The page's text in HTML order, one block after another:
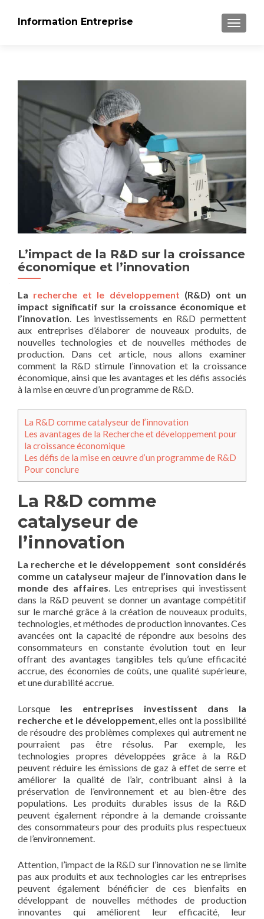
Information Entreprise
L’impact de la R&D sur la croissance
économique et l’innovation
La recherche et le développement (R&D) ont un
impact significatif sur la croissance économique et
l’innovation . Les investissements en R&D permettent
aux entreprises d’élaborer de nouveaux produits, de
nouvelles technologies et de nouvelles méthodes de
production. Dans cet article, nous allons examiner
comment la R&D stimule l’innovation et la croissance
économique, ainsi que les avantages et les défis associés
à la mise en œuvre d’un programme de R&D.
La R&D comme catalyseur de l’innovation
Les avantages de la Recherche et développement pour
la croissance économique
Les défis de la mise en œuvre d’un programme de R&D
Pour conclure
La R&D comme
catalyseur de
l’innovation
La recherche et le développement sont considérés
comme un catalyseur majeur de l’innovation dans le
monde des affaires. Les entreprises qui investissent
dans la R&D peuvent se donner un avantage compétitif
sur le marché grâce à la création de nouveaux produits,
technologies, et méthodes de production innovantes. Ces
avancées ont la capacité de répondre aux besoins des
consommateurs en constante évolution tout en leur
offrant des avantages tangibles tels qu’une efficacité
accrue, des économies de coûts, une qualité supérieure,
et une durabilité accrue.
Lorsque les entreprises investissent dans la
recherche et le développement, elles ont la possibilité
de résoudre des problèmes complexes qui autrement ne
pourraient pas être résolus. Par exemple, les
technologies propres développées grâce à la R&D
peuvent réduire les émissions de gaz à effet de serre et
améliorer la qualité de l’air, contribuant ainsi à la
préservation de l’environnement et au bien-être des
populations. Les produits durables issus de la R&D
peuvent également répondre à la demande croissante
des consommateurs pour des produits plus respectueux
de l’environnement.
Attention, l’impact de la R&D sur l’innovation ne se limite
pas aux produits et aux technologies car les entreprises
peuvent également bénéficier de ces bienfaits en
développant de nouvelles méthodes de production
innovantes qui améliorent leur efficacité, leur